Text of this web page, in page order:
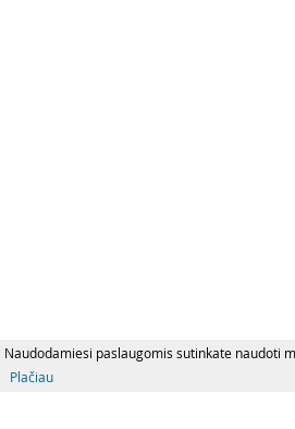
Naudodamiesi paslaugomis sutinkate naudoti
Plačiau